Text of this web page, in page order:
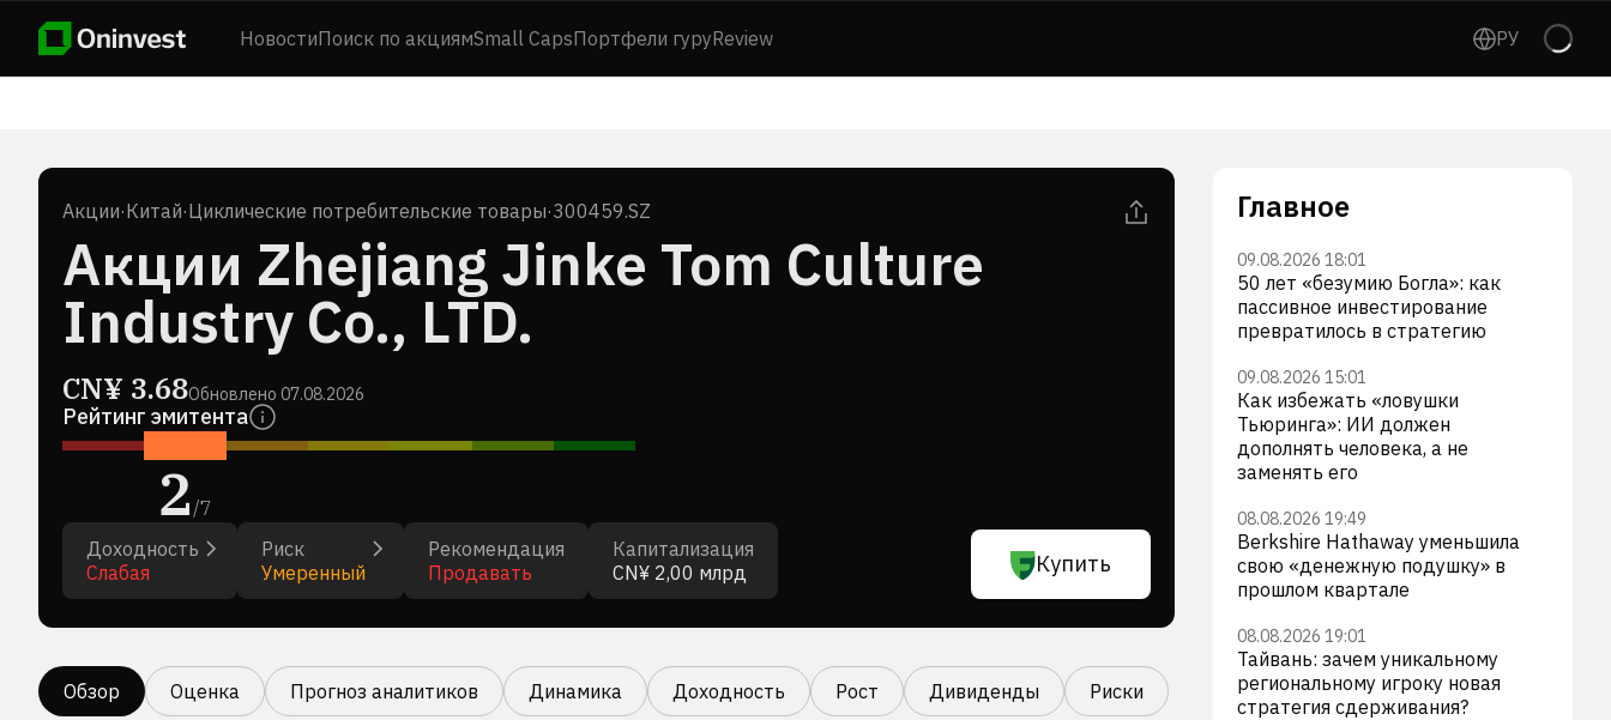
НовостиПоиск по акциямSmall CapsПортфели гуруReview РУ
Акции·Китай·Циклические потребительские товары·300459.SZ
Акции Zhejiang Jinke Tom Culture
Industry Co., LTD.
CN¥ 3.68Обновлено 07.08.2026
Рейтинг эмитента
2/7
Доходность
Слабая
Риск
Умеренный
Рекомендация
Продавать
Капитализация
CN¥ 2,00 млрд
Купить
Обзор Оценка Прогноз аналитиков Динамика Доходность Рост Дивиденды Риски
Главное
09.08.2026 18:01
50 лет «безумию Богла»: как
пассивное инвестирование
превратилось в стратегию
09.08.2026 15:01
Как избежать «ловушки
Тьюринга»: ИИ должен
дополнять человека, а не
заменять его
08.08.2026 19:49
Berkshire Hathaway уменьшила
свою «денежную подушку» в
прошлом квартале
08.08.2026 19:01
Тайвань: зачем уникальному
региональному игроку новая
стратегия сдерживания?